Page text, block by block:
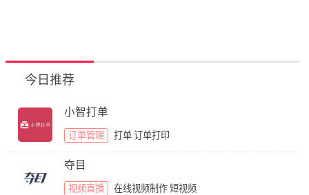
今日推荐
小智打单
订单管理 打单 订单打印
夺目
视频直播 在线视频制作 短视频